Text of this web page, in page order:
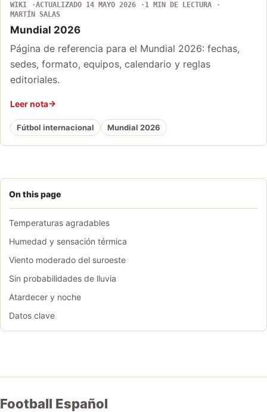
On this page
Temperaturas agradables
Humedad y sensación térmica
Viento moderado del suroeste
Sin probabilidades de lluvia
Atardecer y noche
Datos clave
WIKI ACTUALIZADO 14 MAYO 2026
1 MIN DE LECTURA
MARTÍN SALAS
Mundial 2026
Página de referencia para el Mundial 2026: fechas,
sedes, formato, equipos, calendario y reglas
editoriales.
Leer nota
Fútbol internacional Mundial 2026
Football Español